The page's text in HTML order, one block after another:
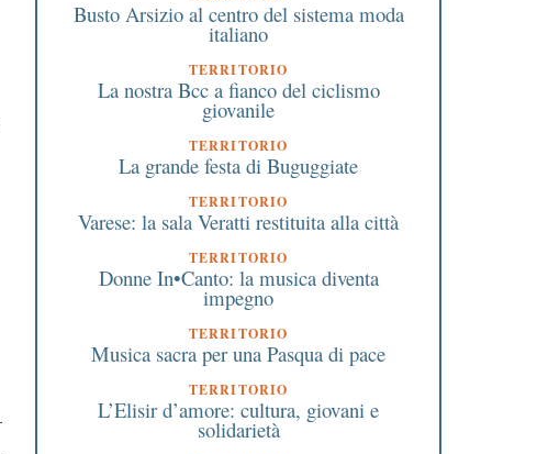
Busto Arsizio al centro del sistema moda
italiano
TERRITORIO
La nostra Bcc a fianco del ciclismo
giovanile
TERRITORIO
La grande festa di Buguggiate
TERRITORIO
Varese: la sala Veratti restituita alla città
TERRITORIO
Donne In•Canto: la musica diventa
impegno
TERRITORIO
Musica sacra per una Pasqua di pace
TERRITORIO
L’Elisir d’amore: cultura, giovani e
solidarietà